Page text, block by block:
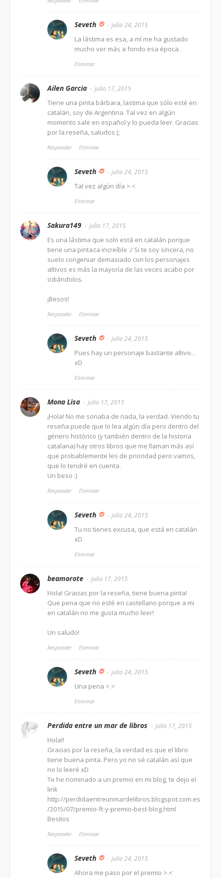
Seveth julio 24, 2015
La lástima es esa, a mí me ha gustado
mucho ver más a fondo esa época.
Eliminar
Ailen Garcia julio 17, 2015
Tiene una pinta bárbara, lastima que sólo esté en
catalán, soy de Argentina. Tal vez en algún
momento sale en español y lo pueda leer. Gracias
por la reseña, saludos (;
Responder Eliminar
Seveth julio 24, 2015
Tal vez algún día >.<
Eliminar
Sakura149 julio 17, 2015
Es una lástima que solo está en catalán porque
tiene una pintaza increíble :/ Si te soy sincera, no
suelo congeniar demasiado con los personajes
altivos es más la mayoría de las veces acabo por
odiándolos.
¡Besos!
Responder Eliminar
Seveth julio 24, 2015
Pues hay un personaje bastante altivo...
xD
Eliminar
Mona Lisa julio 17, 2015
¡Hola! No me sonaba de nada, la verdad. Viendo tu
reseña puede que lo lea algún día pero dentro del
género histórico (y también dentro de la historia
catalana) hay otros libros que me llaman más así
que probablemente les de prioridad pero vamos,
que lo tendré en cuenta.
Un beso :)
Responder Eliminar
Seveth julio 24, 2015
Tu no tienes excusa, que está en catalán
xD
Eliminar
beamorote julio 17, 2015
Hola! Gracias por la reseña, tiene buena pinta!
Que pena que no esté en castellano porque a mi
en catalán no me gusta mucho leer!
Un saludo!
Responder Eliminar
Seveth julio 24, 2015
Una pena >.<
Eliminar
Perdida entre un mar de libros julio 17, 2015
Hola!!
Gracias por la reseña, la verdad es que el libro
tiene buena pinta. Pero yo no sé catalán así que
no lo leeré xD
Te he nominado a un premio en mi blog, te dejo el
link
http://perdidaentreunmardelibros.blogspot.com.es
/2015/07/premio-ft-y-premio-best-blog.html
Besitos
Responder Eliminar
Seveth julio 24, 2015
Ahora me paso por el premio >.<